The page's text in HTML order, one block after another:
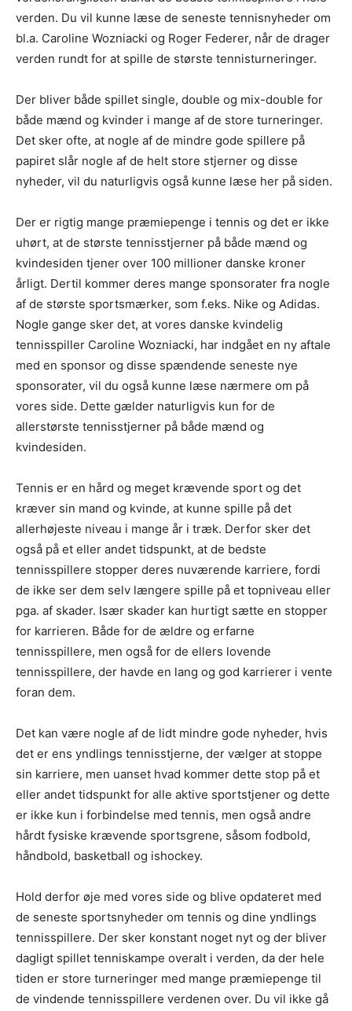
verden. Du vil kunne læse de seneste tennisnyheder om
bl.a. Caroline Wozniacki og Roger Federer, når de drager
verden rundt for at spille de største tennisturneringer.
Der bliver både spillet single, double og mix-double for
både mænd og kvinder i mange af de store turneringer.
Det sker ofte, at nogle af de mindre gode spillere på
papiret slår nogle af de helt store stjerner og disse
nyheder, vil du naturligvis også kunne læse her på siden.
Der er rigtig mange præmiepenge i tennis og det er ikke
uhørt, at de største tennisstjerner på både mænd og
kvindesiden tjener over 100 millioner danske kroner
årligt. Dertil kommer deres mange sponsorater fra nogle
af de største sportsmærker, som f.eks. Nike og Adidas.
Nogle gange sker det, at vores danske kvindelig
tennisspiller Caroline Wozniacki, har indgået en ny aftale
med en sponsor og disse spændende seneste nye
sponsorater, vil du også kunne læse nærmere om på
vores side. Dette gælder naturligvis kun for de
allerstørste tennisstjerner på både mænd og
kvindesiden.
Tennis er en hård og meget krævende sport og det
kræver sin mand og kvinde, at kunne spille på det
allerhøjeste niveau i mange år i træk. Derfor sker det
også på et eller andet tidspunkt, at de bedste
tennisspillere stopper deres nuværende karriere, fordi
de ikke ser dem selv længere spille på et topniveau eller
pga. af skader. Især skader kan hurtigt sætte en stopper
for karrieren. Både for de ældre og erfarne
tennisspillere, men også for de ellers lovende
tennisspillere, der havde en lang og god karrierer i vente
foran dem.
Det kan være nogle af de lidt mindre gode nyheder, hvis
det er ens yndlings tennisstjerne, der vælger at stoppe
sin karriere, men uanset hvad kommer dette stop på et
eller andet tidspunkt for alle aktive sportstjener og dette
er ikke kun i forbindelse med tennis, men også andre
hårdt fysiske krævende sportsgrene, såsom fodbold,
håndbold, basketball og ishockey.
Hold derfor øje med vores side og blive opdateret med
de seneste sportsnyheder om tennis og dine yndlings
tennisspillere. Der sker konstant noget nyt og der bliver
dagligt spillet tenniskampe overalt i verden, da der hele
tiden er store turneringer med mange præmiepenge til
de vindende tennisspillere verdenen over. Du vil ikke gå